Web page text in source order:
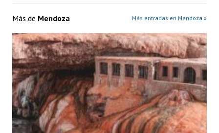
Más de Mendoza Más entradas en Mendoza »